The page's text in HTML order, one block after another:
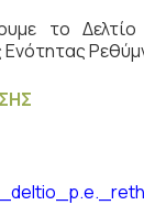
το
Ενότητας